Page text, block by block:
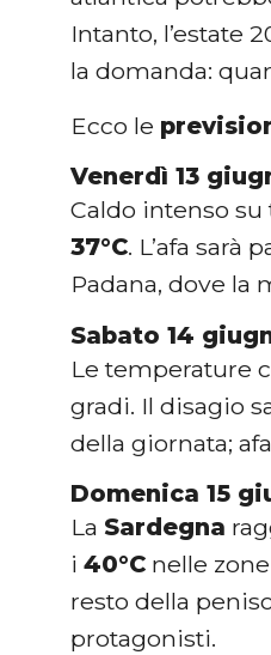
Intanto, l’estate
la domanda:
Ecco le
Venerdì 13
Caldo intenso
37°C. L’afa sarà
Padana, dove la
Sabato 14
Le temperature
gradi. Il disagio
della giornata;
Domenica 15
La Sardegna
i40°C nelle
resto della
protagonisti.